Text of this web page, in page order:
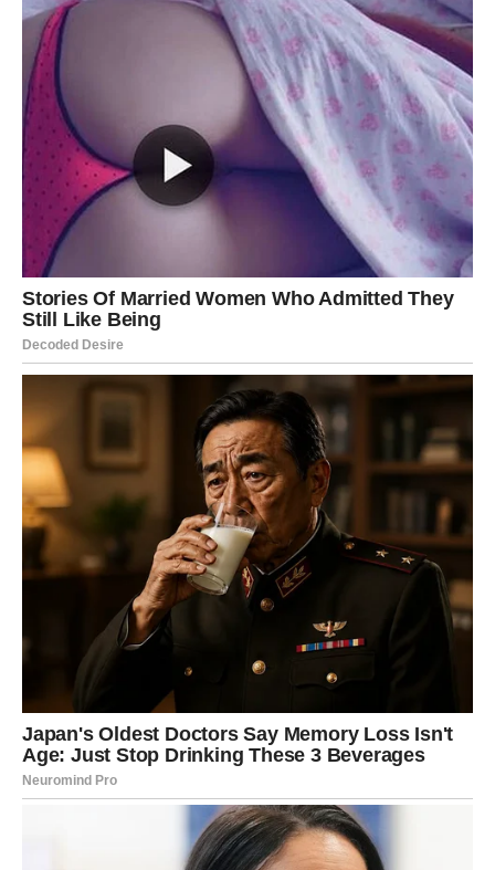
ostavlja zrna nedovoljno kuhana i tvrda. Za različite vrste
riže preporučuje se sljedeće vrijeme kuhanja:
Bijela riža dugog zrna : između 18 i 20 minuta.
Bijela riža kratkog zrna: oko 15 do 18 minuta.
Smeđa riža : duže kuhanje, od 40 do 45 minuta.
Način kuhanja takođe igra važnu ulogu. Nakon što dodate
odgovarajuću količinu vode i malo soli, rižu treba dovesti
do vrenja, a zatim odmah smanjiti vatru i poklopiti lonac.
Ključ je u tome da se poklopac ne podiže dok riža kuha na
laganoj vatri, jer se na taj način zadržava para koja
pomaže ravnomjernom omekšavanju svakog zrna.
Jedna od najkorisnijih tajni savršeno kuhane riže je
dodatno odstajanje nakon kuhanja. Kada se ugasi
vatra, preporučuje se ostaviti rižu poklopljenu još 5 do
10 minuta. U tom periodu dolazi do blagog nastavka